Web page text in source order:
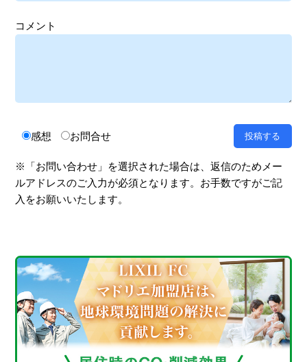
コメント
感想 お問合せ
※「お問い合わせ」を選択された場合は、返信のためメー
ルアドレスのご入力が必須となります。お手数ですがご記
入をお願いいたします。